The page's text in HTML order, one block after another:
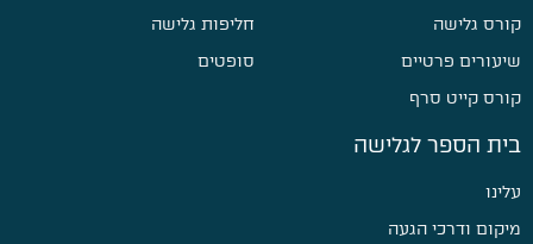
קורס גלישה
שיעורים פרטיים
קורס קייט סרף
חליפות גלישה
סופטים
בית הספר לגלישה
עלינו
מיקום ודרכי הגעה